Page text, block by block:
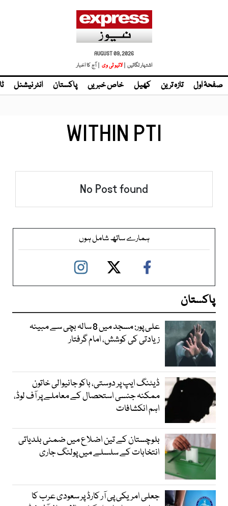
AUGUST 09, 2026
اشتہار لگائیں | لائیو ٹی وی | آج کا اخبار
صفحۂ اول تازہ ترین کھیل خاص خبریں پاکستان انٹر نیشنل
WITHIN PTI
No Post found
ہمارے ساتھ شامل ہوں
پاکستان
علی پور: مسجد میں 8 سالہ بچی سے مبینہ
زیادتی کی کوشش، امام گرفتار
ڈیٹنگ ایپ پر دوستی، باکو جانیوالی خاتون
ممکنہ جنسی استحصال کے معاملے پر آف لوڈ،
اہم انکشافات
بلوچستان کے تین اضلاع میں ضمنی بلدیاتی
انتخابات کے سلسلے میں پولنگ جاری
جعلی امریکی پی آر کارڈ پر سعودی عرب کا